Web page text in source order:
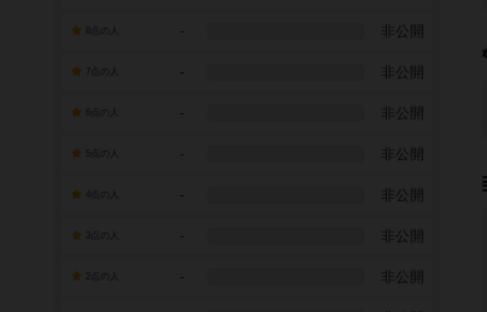
- 非公開
7点の人 - 非公開
- 非公開
- 非公開
- 非公開
- 非公開
- 非公開